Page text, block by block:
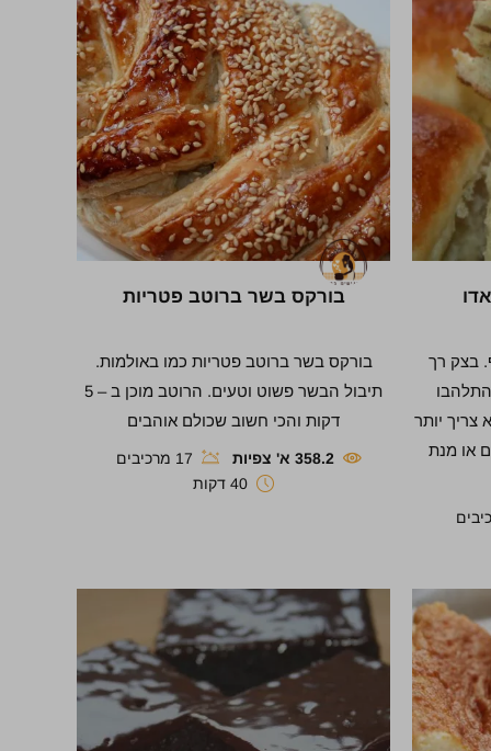
בצק רך
יותר
או מנת
בורקס בשר ברוטב פטריות
בורקס בשר ברוטב פטריות כמו באולמות.
תיבול הבשר פשוט וטעים. הרוטב מוכן ב – 5
דקות והכי חשוב שכולם אוהבים
358.2 א' צפיות
17 מרכיבים
40 דקות